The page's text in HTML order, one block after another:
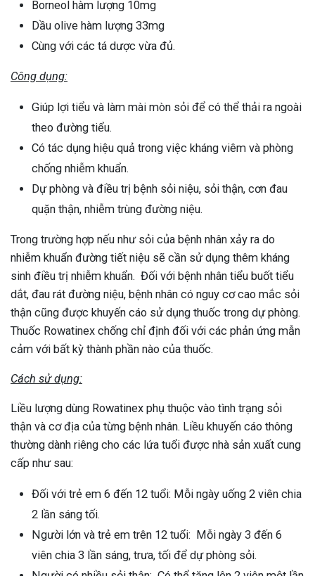
Borneol hàm lượng 10mg
Dầu olive hàm lượng 33mg
Cùng với các tá dược vừa đủ.
Công dụng:
Giúp lợi tiểu và làm mài mòn sỏi để có thể thải ra ngoài
theo đường tiểu.
Có tác dụng hiệu quả trong việc kháng viêm và phòng
chống nhiễm khuẩn.
Dự phòng và điều trị bệnh sỏi niệu, sỏi thận, cơn đau
quặn thận, nhiễm trùng đường niệu.
Trong trường hợp nếu như sỏi của bệnh nhân xảy ra do
nhiễm khuẩn đường tiết niệu sẽ cần sử dụng thêm kháng
sinh điều trị nhiễm khuẩn. Đối với bệnh nhân tiểu buốt tiểu
dắt, đau rát đường niệu, bệnh nhân có nguy cơ cao mắc sỏi
thận cũng được khuyến cáo sử dụng thuốc trong dự phòng.
Thuốc Rowatinex chống chỉ định đối với các phản ứng mẫn
cảm với bất kỳ thành phần nào của thuốc.
Cách sử dụng:
Liều lượng dùng Rowatinex phụ thuộc vào tình trạng sỏi
thận và cơ địa của từng bệnh nhân. Liều khuyến cáo thông
thường dành riêng cho các lứa tuổi được nhà sản xuất cung
cấp như sau:
Đối với trẻ em 6 đến 12 tuổi: Mỗi ngày uống 2 viên chia
2 lần sáng tối.
Người lớn và trẻ em trên 12 tuổi: Mỗi ngày 3 đến 6
viên chia 3 lần sáng, trưa, tối để dự phòng sỏi.